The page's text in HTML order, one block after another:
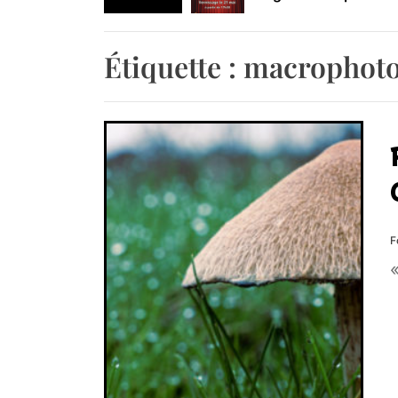
Retrouvez-nous au
Étiquette :